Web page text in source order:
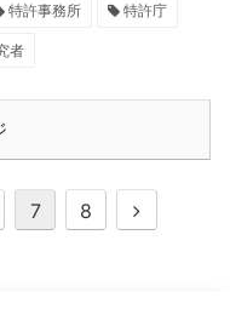
特許事務所 特許庁
者
7 8